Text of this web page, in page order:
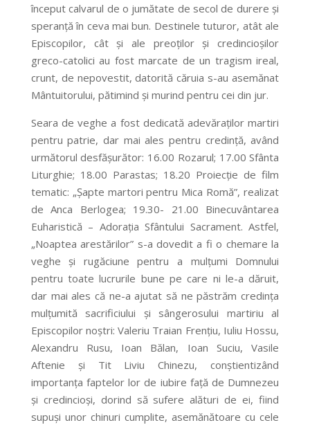
început calvarul de o jumătate de secol de durere și
speranță în ceva mai bun. Destinele tuturor, atât ale
Episcopilor, cât și ale preoților și credincioșilor
greco-catolici au fost marcate de un tragism ireal,
crunt, de nepovestit, datorită căruia s-au asemănat
Mântuitorului, pătimind și murind pentru cei din jur.
Seara de veghe a fost dedicată adevăraților martiri
pentru patrie, dar mai ales pentru credință, având
următorul desfășurător: 16.00 Rozarul; 17.00 Sfânta
Liturghie; 18.00 Parastas; 18.20 Proiecție de film
tematic: „Șapte martori pentru Mica Romă”, realizat
de Anca Berlogea; 19.30- 21.00 Binecuvântarea
Euharistică – Adorația Sfântului Sacrament. Astfel,
„Noaptea arestărilor” s-a dovedit a fi o chemare la
veghe și rugăciune pentru a mulțumi Domnului
pentru toate lucrurile bune pe care ni le-a dăruit,
dar mai ales că ne-a ajutat să ne păstrăm credința
mulțumită sacrificiului și sângerosului martiriu al
Episcopilor noștri: Valeriu Traian Frențiu, Iuliu Hossu,
Alexandru Rusu, Ioan Bălan, Ioan Suciu, Vasile
Aftenie și Tit Liviu Chinezu, conștientizând
importanța faptelor lor de iubire față de Dumnezeu
și credincioși, dorind să sufere alături de ei, fiind
supuși unor chinuri cumplite, asemănătoare cu cele